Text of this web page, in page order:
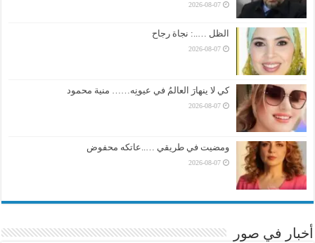
2026-08-07
الظل …..: نجاة رجاح
2026-08-07
كي لا ينهارَ العالمُ في عيونِه…… منية محمود
2026-08-07
ومضيت في طريقي …..عاتكه محفوض
2026-08-07
أخبار في صور